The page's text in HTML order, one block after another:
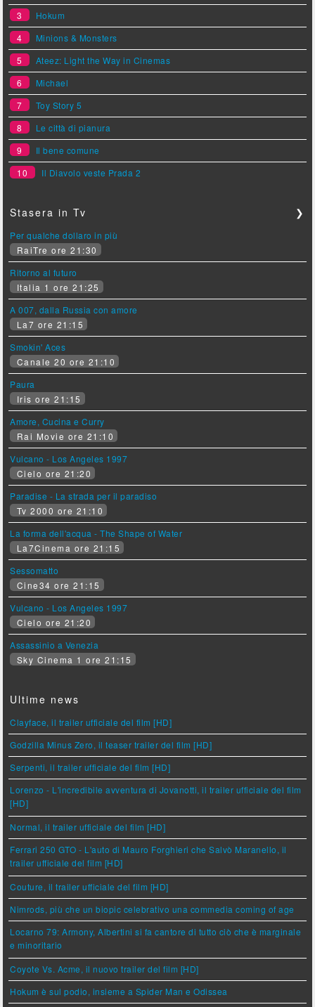
3
Hokum
4
Minions & Monsters
5
Ateez: Light the Way in Cinemas
6
Michael
7
Toy Story 5
8
Le città di pianura
9
Il bene comune
10
Il Diavolo veste Prada 2
Stasera in Tv ❯
Per qualche dollaro in più
RaiTre ore 21:30
Ritorno al futuro
Italia 1 ore 21:25
A 007, dalla Russia con amore
La7 ore 21:15
Smokin' Aces
Canale 20 ore 21:10
Paura
Iris ore 21:15
Amore, Cucina e Curry
Rai Movie ore 21:10
Vulcano - Los Angeles 1997
Cielo ore 21:20
Paradise - La strada per il paradiso
Tv 2000 ore 21:10
La forma dell'acqua - The Shape of Water
La7Cinema ore 21:15
Sessomatto
Cine34 ore 21:15
Vulcano - Los Angeles 1997
Cielo ore 21:20
Assassinio a Venezia
Sky Cinema 1 ore 21:15
Ultime news
Clayface, il trailer ufficiale del film [HD]
Godzilla Minus Zero, il teaser trailer del film [HD]
Serpenti, il trailer ufficiale del film [HD]
Lorenzo - L'incredibile avventura di Jovanotti, il trailer ufficiale del film
[HD]
Normal, il trailer ufficiale del film [HD]
Ferrari 250 GTO - L'auto di Mauro Forghieri che Salvò Maranello, il
trailer ufficiale del film [HD]
Couture, il trailer ufficiale del film [HD]
Nimrods, più che un biopic celebrativo una commedia coming of age
Locarno 79: Armony, Albertini si fa cantore di tutto ciò che è marginale
e minoritario
Coyote Vs. Acme, il nuovo trailer del film [HD]
Hokum è sul podio, insieme a Spider Man e Odissea